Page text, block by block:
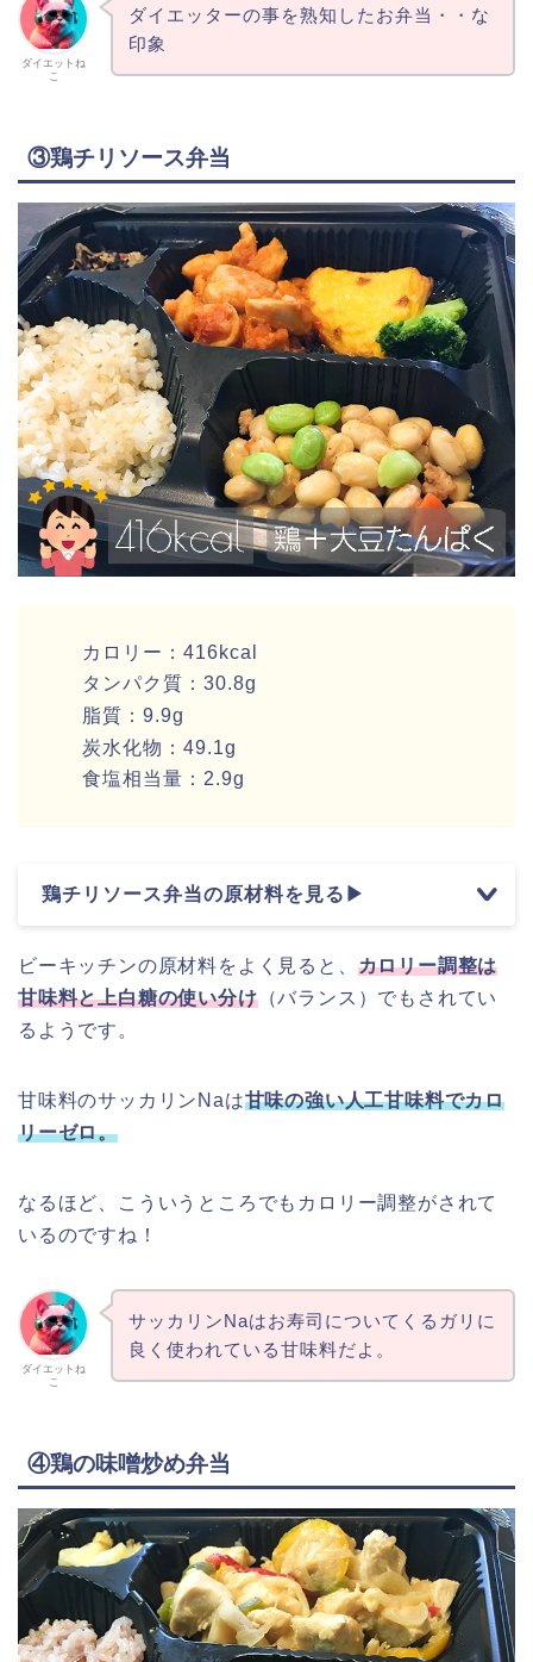
ダイエットね
こ
ダイエッターの事を熟知したお弁当・・な
印象
③鶏チリソース弁当
カロリー：416kcal
タンパク質：30.8g
脂質：9.9g
炭水化物：49.1g
食塩相当量：2.9g
鶏チリソース弁当の原材料を見る▶
ビーキッチンの原材料をよく見ると、 カロリー調整は
甘味料と上白糖の使い分け（バランス）でもされてい
るようです。
甘味料のサッカリンNaは甘味の強い人工甘味料でカロ
リーゼロ。
なるほど、こういうところでもカロリー調整がされて
いるのですね！
ダイエットね
こ
サッカリンNaはお寿司についてくるガリに
良く使われている甘味料だよ。
④鶏の味噌炒め弁当